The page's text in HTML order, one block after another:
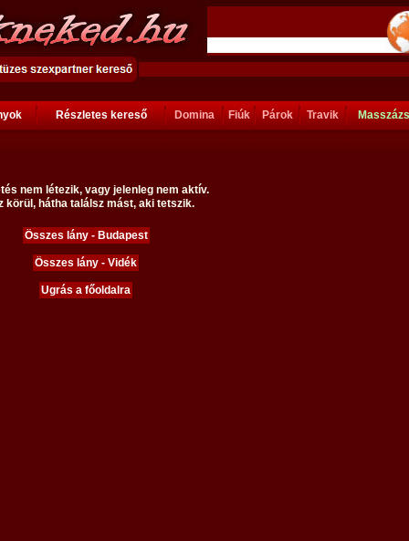
Részletes kereső Domina Fiúk Párok Travik Masszázs
nem létezik, vagy jelenleg nem aktív.
körül, hátha találsz mást, aki tetszik.
Összes lány - Budapest
Összes lány - Vidék
Ugrás a főoldalra